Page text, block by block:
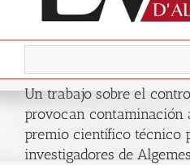
Un trabajo sobre el
provocan contaminación
premio científico técnico
investigadores de